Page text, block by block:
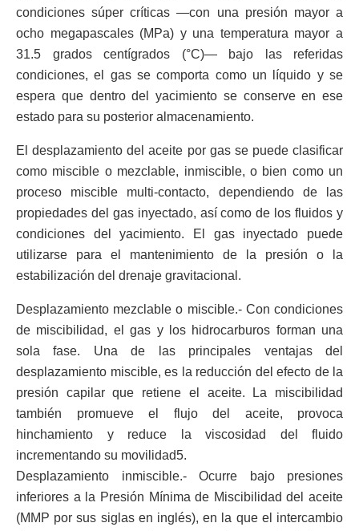
condiciones súper críticas —con una presión mayor a
ocho megapascales (MPa) y una temperatura mayor a
31.5 grados centígrados (°C)— bajo las referidas
condiciones, el gas se comporta como un líquido y se
espera que dentro del yacimiento se conserve en ese
estado para su posterior almacenamiento.
El desplazamiento del aceite por gas se puede clasificar
como miscible o mezclable, inmiscible, o bien como un
proceso miscible multi-contacto, dependiendo de las
propiedades del gas inyectado, así como de los fluidos y
condiciones del yacimiento. El gas inyectado puede
utilizarse para el mantenimiento de la presión o la
estabilización del drenaje gravitacional.
Desplazamiento mezclable o miscible.- Con condiciones
de miscibilidad, el gas y los hidrocarburos forman una
sola fase. Una de las principales ventajas del
desplazamiento miscible, es la reducción del efecto de la
presión capilar que retiene el aceite. La miscibilidad
también promueve el flujo del aceite, provoca
hinchamiento y reduce la viscosidad del fluido
incrementando su movilidad5.
Desplazamiento inmiscible.- Ocurre bajo presiones
inferiores a la Presión Mínima de Miscibilidad del aceite
(MMP por sus siglas en inglés), en la que el intercambio